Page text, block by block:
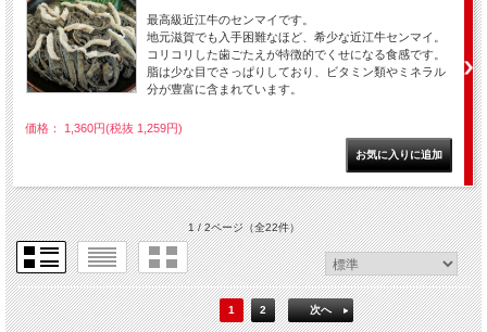
最高級近江牛のセンマイです。
地元滋賀でも入手困難なほど、希少な近江牛センマイ。
コリコリした歯ごたえが特徴的でくせになる食感です。
脂は少な目でさっぱりしており、ビタミン類やミネラル
分が豊富に含まれています。
価格： 1,360円(税抜 1,259円)
1 / 2ページ（全22件）
1 2 次へ